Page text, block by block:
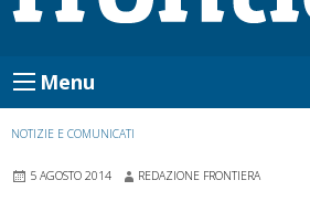
Menu
NOTIZIE E COMUNICATI
5 AGOSTO 2014 REDAZIONE FRONTIERA